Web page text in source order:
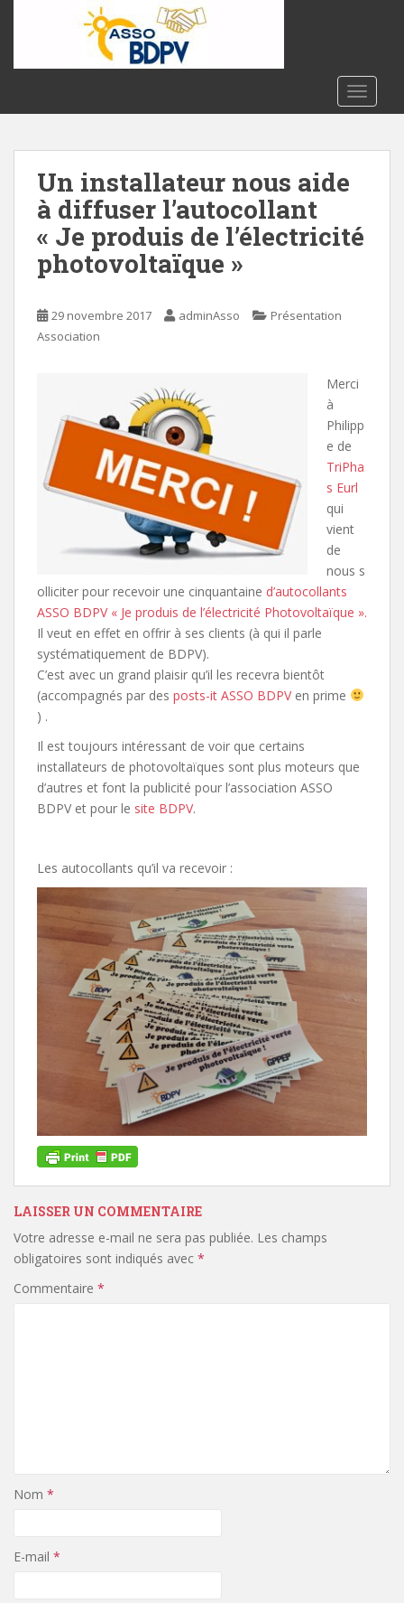
o
Un installateur nous aide
à diffuser l’autocollant
« Je produis de l’électricité
photovoltaïque »
29 novembre 2017 adminAsso
Présentation
Association
Merci
à
Philipp
e de
TriPha
s Eurl
qui
vient
de
nous s
olliciter pour recevoir une cinquantaine d’autocollants
ASSO BDPV « Je produis de l’électricité Photovoltaïque ».
Il veut en effet en offrir à ses clients (à qui il parle
systématiquement de BDPV).
C’est avec un grand plaisir qu’il les recevra bientôt
(accompagnés par des posts-it ASSO BDPVen prime
) .
Il est toujours intéressant de voir que certains
installateurs de photovoltaïques sont plus moteurs que
d’autres et font la publicité pour l’association ASSO
BDPV et pour le site BDPV.
Les autocollants qu’il va recevoir :
LAISSER UN COMMENTAIRE
Votre adresse e-mail ne sera pas publiée. Les champs
obligatoires sont indiqués avec *
Commentaire *
Nom *
E-mail *